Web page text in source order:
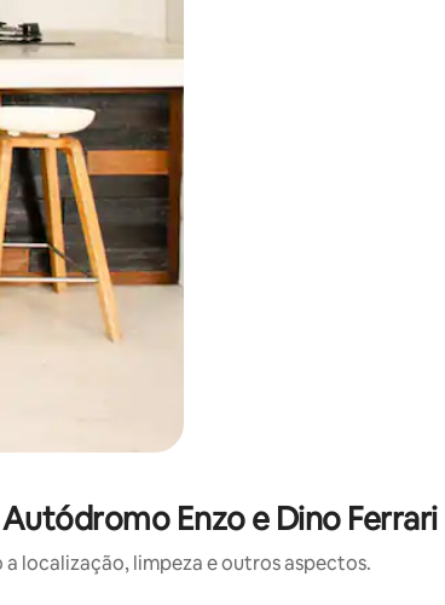
tocando e deslizando o dedo na tela.
Enzo e Dino Ferrari
localização, limpeza e outros aspectos.